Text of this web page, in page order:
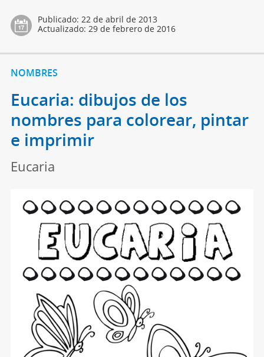
Publicado: 22 de abril de 2013
Actualizado: 29 de febrero de 2016
NOMBRES
Eucaria: dibujos de los
nombres para colorear, pintar
e imprimir
Eucaria